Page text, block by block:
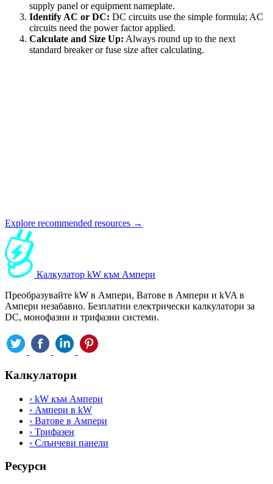
supply panel or equipment nameplate.
Identify AC or DC: DC circuits use the simple formula; AC
circuits need the power factor applied.
Calculate and Size Up: Always round up to the next
standard breaker or fuse size after calculating.
Explore recommended resources →
Калкулатор kW към Ампери
Преобразувайте kW в Ампери, Ватове в Ампери и kVA в
Ампери незабавно. Безплатни електрически калкулатори за
DC, монофазни и трифазни системи.
Калкулатори
› kW към Ампери
› Ампери в kW
› Ватове в Ампери
› Трифазен
› Слънчеви панели
Ресурси